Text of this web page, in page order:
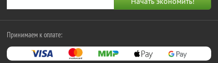
Принимаем к оплате: